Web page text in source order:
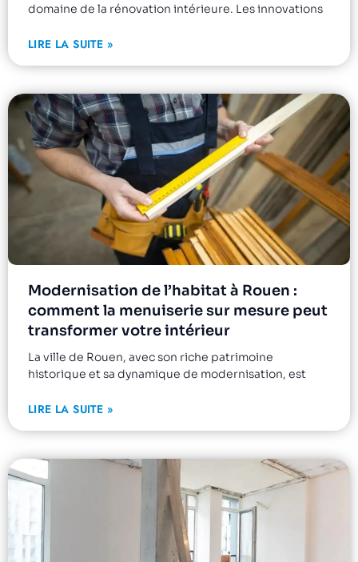
domaine de la rénovation intérieure. Les innovations
LIRE LA SUITE »
Modernisation de l’habitat à Rouen :
comment la menuiserie sur mesure peut
transformer votre intérieur
La ville de Rouen, avec son riche patrimoine
historique et sa dynamique de modernisation, est
LIRE LA SUITE »